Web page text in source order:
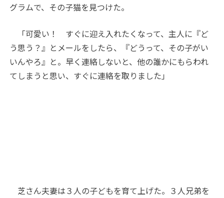
グラムで、その子猫を見つけた。
「可愛い！ すぐに迎え入れたくなって、主人に『ど
う思う？』とメールをしたら、『どうって、その子がい
いんやろ』と。早く連絡しないと、他の誰かにもらわれ
てしまうと思い、すぐに連絡を取りました」
芝さん夫妻は３人の子どもを育て上げた。３人兄弟を